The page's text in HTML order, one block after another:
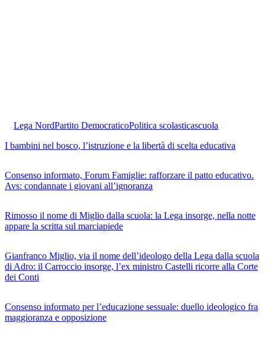
Lega NordPartito DemocraticoPolitica scolasticascuola
I bambini nel bosco, l’istruzione e la libertà di scelta educativa
Consenso informato, Forum Famiglie: rafforzare il patto educativo.
Avs: condannate i giovani all’ignoranza
Rimosso il nome di Miglio dalla scuola: la Lega insorge, nella notte
appare la scritta sul marciapiede
Gianfranco Miglio, via il nome dell’ideologo della Lega dalla scuola
di Adro: il Carroccio insorge, l’ex ministro Castelli ricorre alla Corte
dei Conti
Consenso informato per l’educazione sessuale: duello ideologico fra
maggioranza e opposizione